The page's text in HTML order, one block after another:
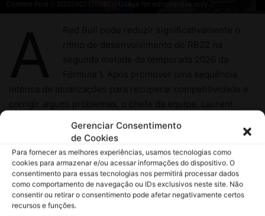
Gerenciar Consentimento
de Cookies
Para fornecer as melhores experiências, usamos tecnologias como
cookies para armazenar e/ou acessar informações do dispositivo. O
consentimento para essas tecnologias nos permitirá processar dados
como comportamento de navegação ou IDs exclusivos neste site. Não
consentir ou retirar o consentimento pode afetar negativamente certos
recursos e funções.